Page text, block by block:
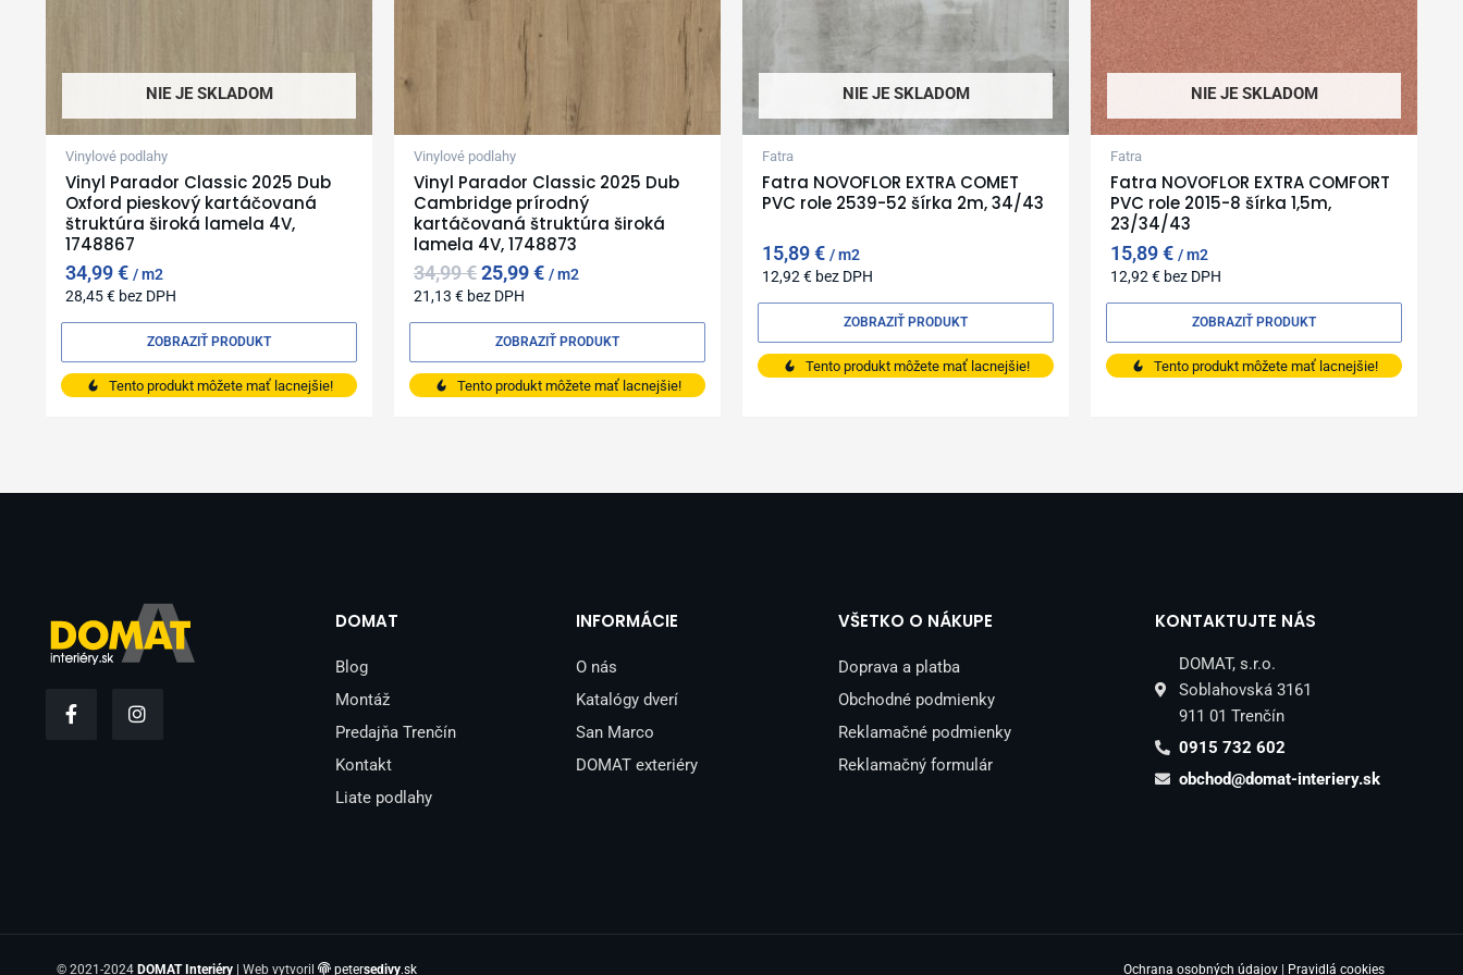
NIE JE SKLADOM
Vinylové podlahy
Vinyl Parador Classic 2025 Dub
Oxford pieskový kartáčovaná
štruktúra široká lamela 4V,
1748867
34,99€ m2
28,45€ bez DPH
Tento produkt môžete mať lacnejšie!
ZOBRAZIŤ PRODUKT
Vinylové podlahy
Vinyl Parador Classic 2025 Dub
Cambridge prírodný
kartáčovaná štruktúra široká
lamela 4V, 1748873
34,99€25,99€ m2
21,13 € bez DPH
Tento produkt môžete mať lacnejšie!
ZOBRAZIŤ PRODUKT
NIE JE SKLADOM
Fatra
Fatra NOVOFLOR EXTRA COMET
PVC role 2539-52 šírka 2m, 34/43
15,89€ m2
12,92 € bez DPH
Tento produkt môžete mať lacnejšie!
ZOBRAZIŤ PRODUKT
NIE JE SKLADOM
Fatra
Fatra NOVOFLOR EXTRA COMFORT
PVC role 2015-8 šírka 1,5m,
23/34/43
15,89€ m2
12,92 € bez DPH
Tento produkt môžete mať lacnejšie!
ZOBRAZIŤ PRODUKT
a
n
DOMAT
Blog
Montáž
Predajňa Trenčín
Kontakt
Liate podlahy
INFORMÁCIE
O nás
Katalógy dverí
San Marco
DOMAT exteriéry
VŠETKO O NÁKUPE
Doprava a platba
Obchodné podmienky
Reklamačné podmienky
Reklamačný formulár
KONTAKTUJTE NÁS
DOMAT, s.r.o.
Soblahovská 3161
911 01 Trenčín
0915 732 602
obchod@domat-interiery.sk
© 2021-2024 DOMAT Interiéry | Web vytvoril petersedivy.sk Ochrana osobných údajov Pravidlá cookies